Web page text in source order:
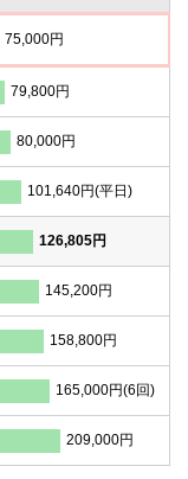
75,000円
79,800円
80,000円
101,640円(平日)
126,805円
145,200円
158,800円
165,000円(6回)
209,000円